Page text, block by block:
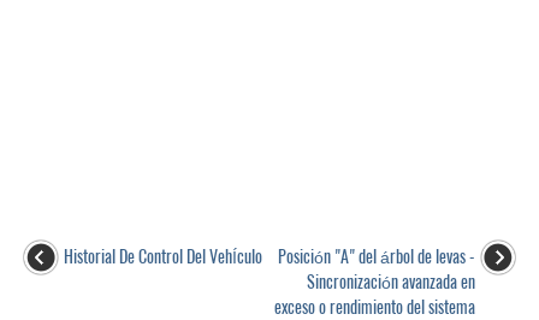
Historial De Control Del VehÍculo
Posición "A" del árbol de levas -
Sincronización avanzada en
exceso o rendimiento del sistema